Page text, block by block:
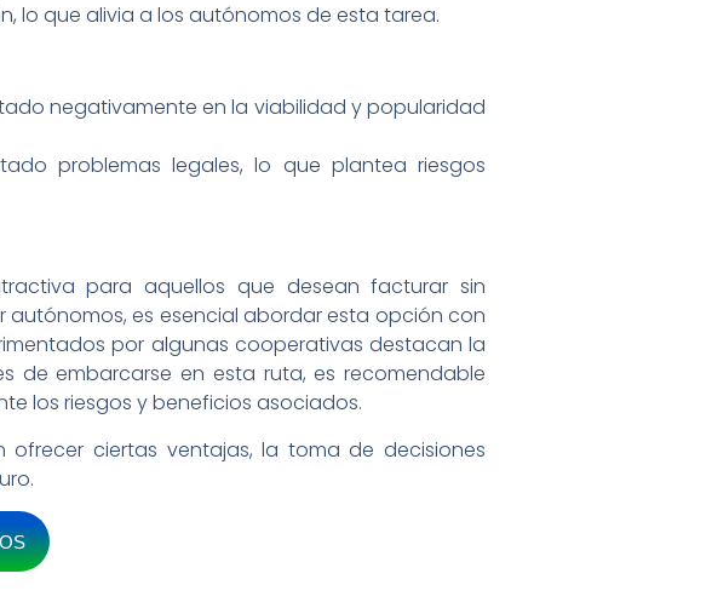
lo que alivia a los autónomos de esta tarea.
negativamente en la viabilidad y popularidad
problemas legales, lo que plantea riesgos
para aquellos que desean facturar sin
autónomos, es esencial abordar esta opción con
por algunas cooperativas destacan la
de embarcarse en esta ruta, es recomendable
los riesgos y beneficios asociados.
ciertas ventajas, la toma de decisiones